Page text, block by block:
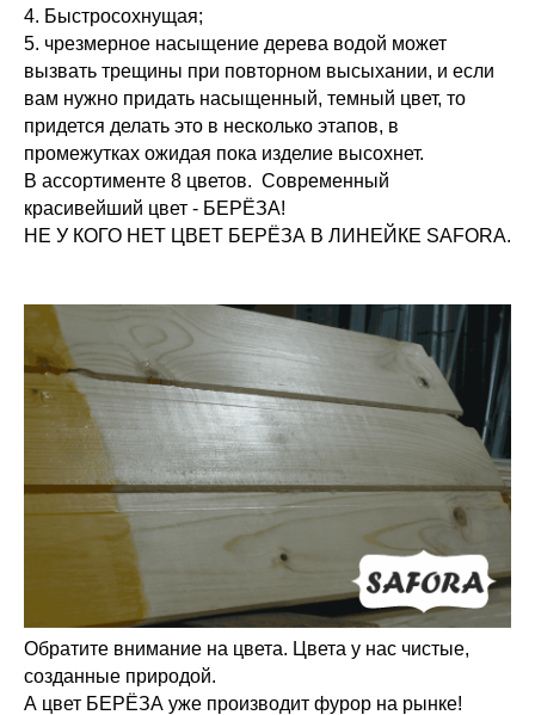
4. Быстросохнущая;
5. чрезмерное насыщение дерева водой может
вызвать трещины при повторном высыхании, и если
вам нужно придать насыщенный, темный цвет, то
придется делать это в несколько этапов, в
промежутках ожидая пока изделие высохнет.
В ассортименте 8 цветов. Современный
красивейший цвет - БЕРЁЗА!
НЕ У КОГО НЕТ ЦВЕТ БЕРЁЗА В ЛИНЕЙКЕ SAFORA.
Обратите внимание на цвета. Цвета у нас чистые,
созданные природой.
А цвет БЕРЁЗА уже производит фурор на рынке!